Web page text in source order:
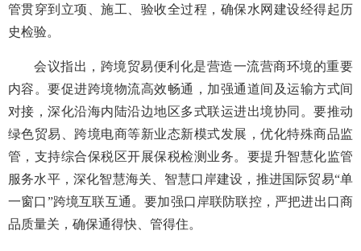
管贯穿到立项、施工、验收全过程，确保水网建设经得起历
史检验。
会议指出，跨境贸易便利化是营造一流营商环境的重要
内容。要促进跨境物流高效畅通，加强通道间及运输方式间
对接，深化沿海内陆沿边地区多式联运进出境协同。要推动
绿色贸易、跨境电商等新业态新模式发展，优化特殊商品监
管，支持综合保税区开展保税检测业务。要提升智慧化监管
服务水平，深化智慧海关、智慧口岸建设，推进国际贸易“单
一窗口”跨境互联互通。要加强口岸联防联控，严把进出口商
品质量关，确保通得快、管得住。